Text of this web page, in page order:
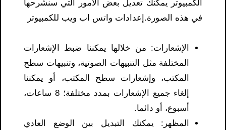
الكمبيوتر يمكنك تعديل بعض الأمور التي سنشرحها
في هذه الصورة.إعدادات واتس اب ويب للكمبيوتر
الإشعارات: من خلالها يمكننا ضبط الإشعارات
المختلفة مثل التنبيهات الصوتية، وتنبيهات سطح
المكتب، وإشعارات سطح المكتب، أو يمكننا
إلغاء جميع الإشعارات بمدد مختلفة؛ 8 ساعات،
أسبوع، أو دائما.
المظهر: يمكنك التبديل بين الوضع العادي